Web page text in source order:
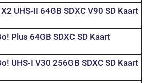
UHS-II 64GB SDXC V90 SD Kaart
Plus 64GB SDXC SD Kaart
UHS-I V30 256GB SDXC SD Kaart